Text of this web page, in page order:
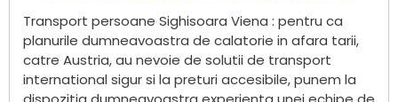
Transport persoane Sighisoara Viena : pentru ca
planurile dumneavoastra de calatorie in afara tarii,
catre Austria, au nevoie de solutii de transport
international sigur si la preturi accesibile, punem la